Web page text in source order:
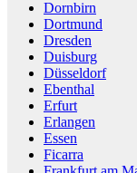
Dornbirn
Dortmund
Dresden
Duisburg
Düsseldorf
Ebenthal
Erfurt
Erlangen
Essen
Ficarra